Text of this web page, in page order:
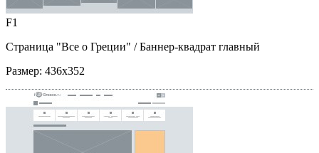
F1
Страница "Все о Греции" / Баннер-квадрат главный
Размер: 436x352